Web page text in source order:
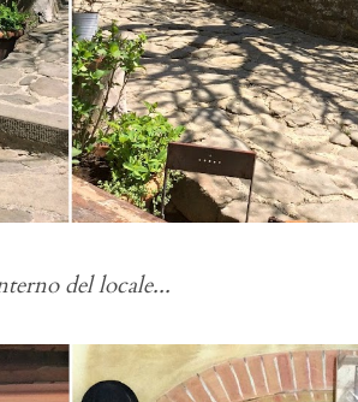
del locale...